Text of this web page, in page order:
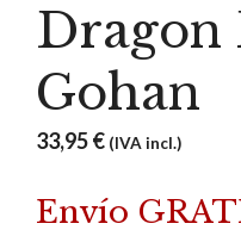
Dragon
Gohan
33,95€ (IVA incl.)
Envío